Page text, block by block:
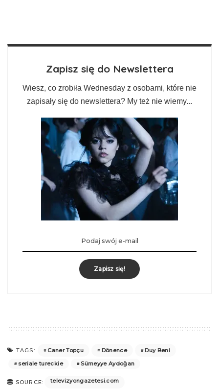
Zapisz się do Newslettera
Wiesz, co zrobiła Wednesday z osobami, które nie
zapisały się do newslettera? My też nie wiemy...
Zapisz się!
TAGS: Caner Topçu Dönence
Duy Beni
seriale tureckie
Sümeyye Aydoğan
SOURCE: televizyongazetesi.com